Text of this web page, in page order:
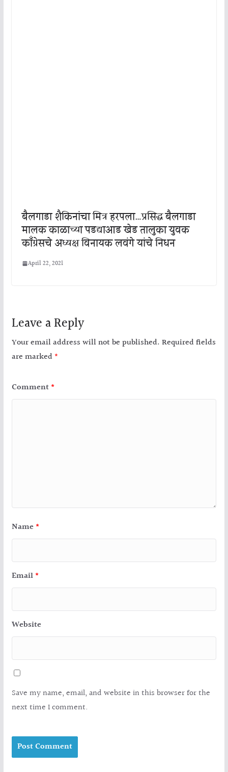
बैलगाडा शैकिनांचा मित्र हरपला…प्रसिद्ध बैलगाडा
मालक काळाच्या पडद्याआड खेड तालुका युवक
काँग्रेसचे अध्यक्ष विनायक लवंगे यांचे निधन
April 22, 2021
Leave a Reply
Your email address will not be published. Required fields
are marked *
Comment *
Name *
Email *
Website
Save my name, email, and website in this browser for the
next time I comment.